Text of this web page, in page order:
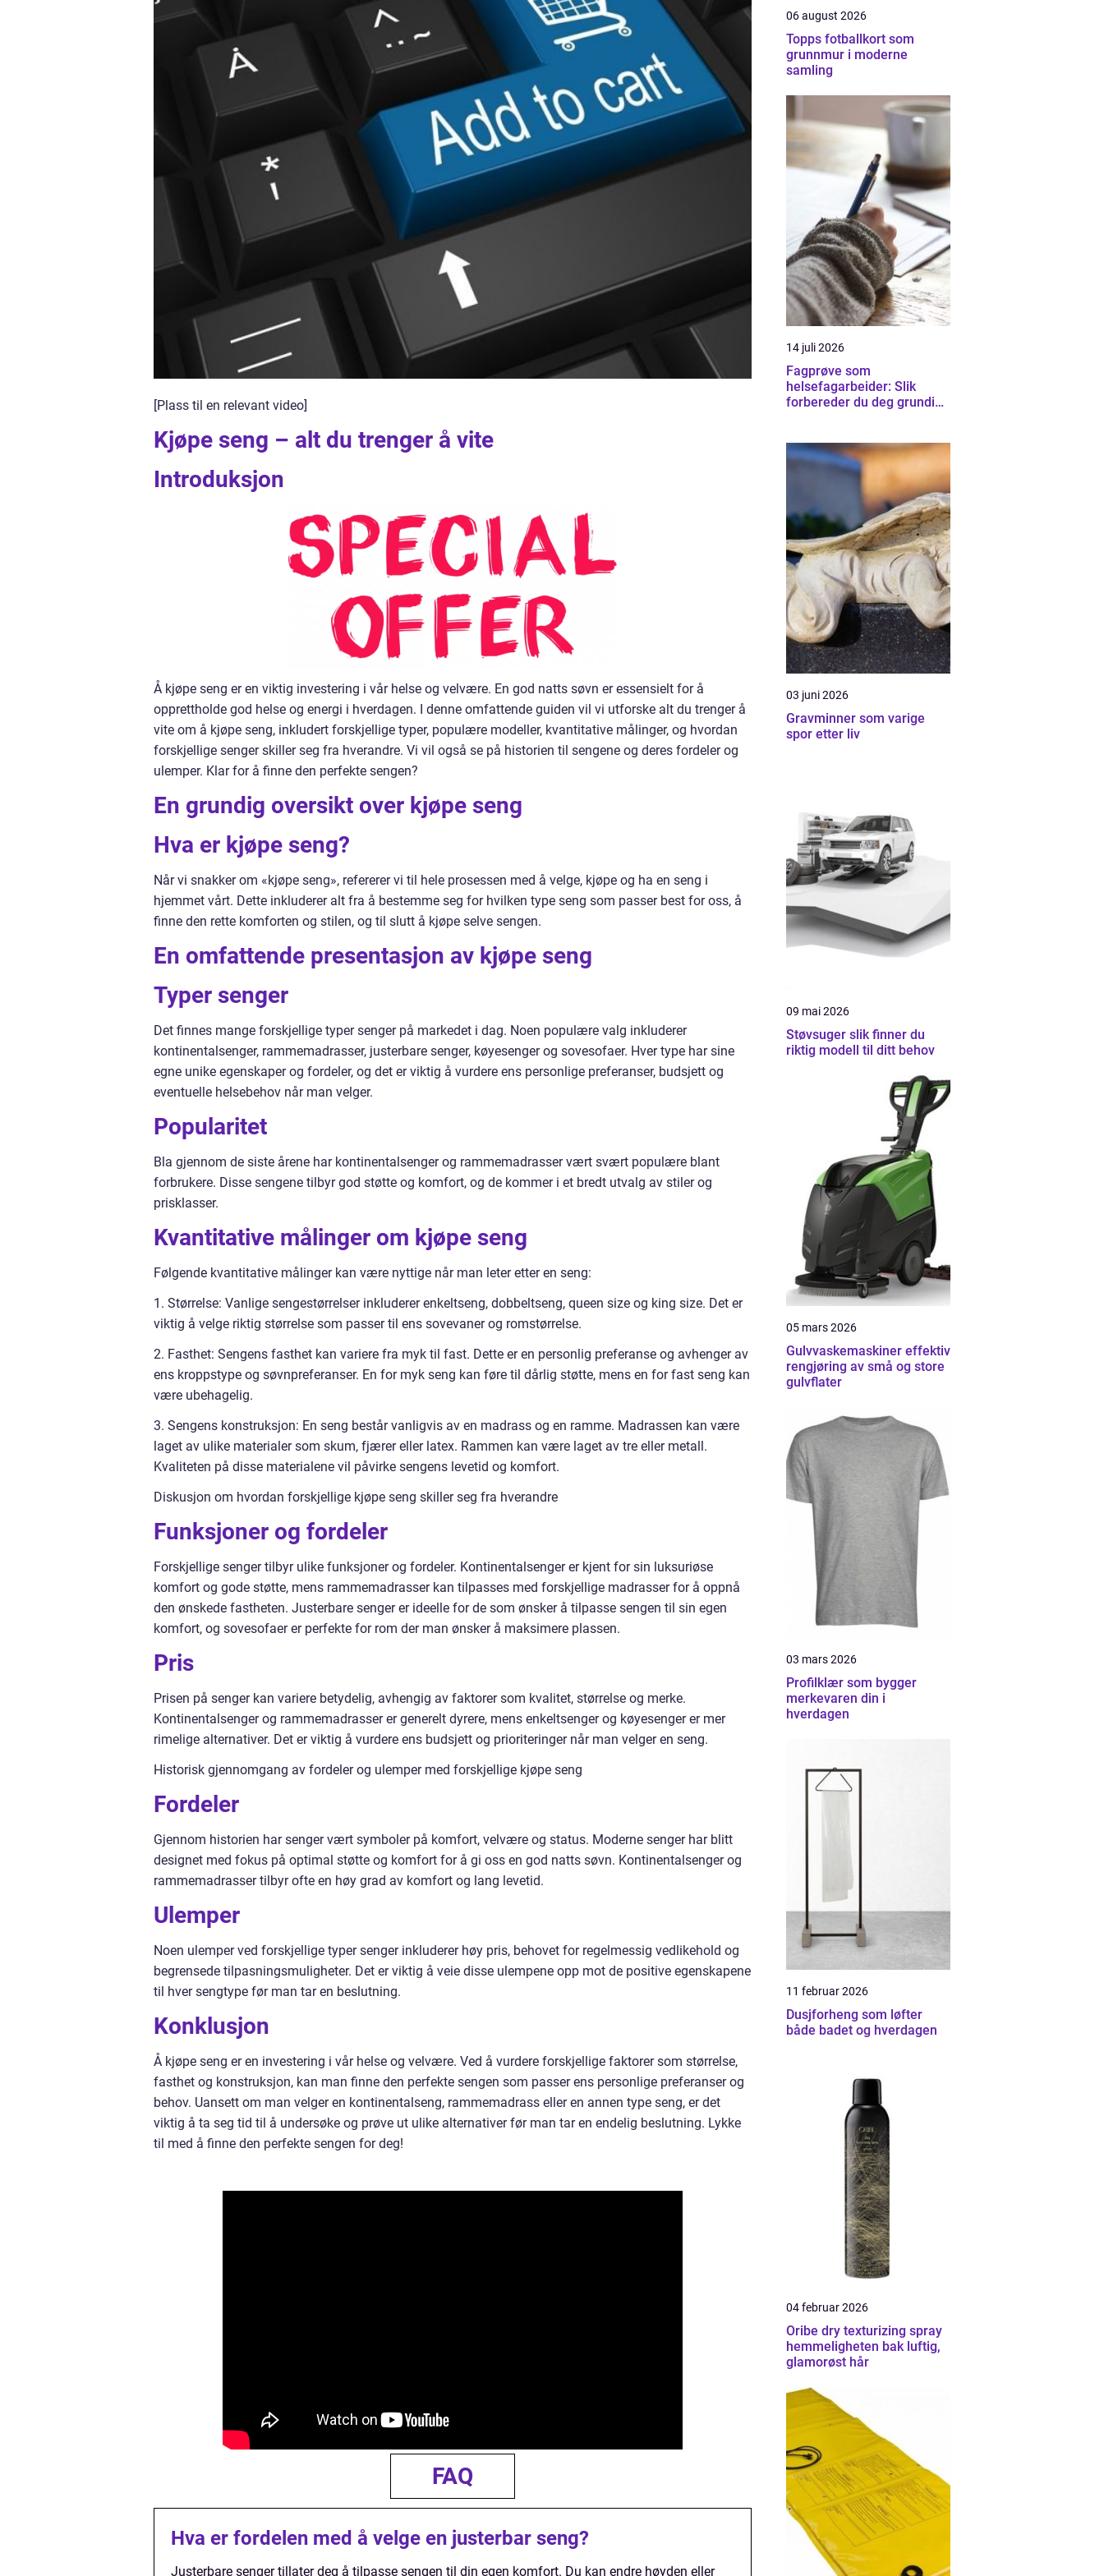
[Plass til en relevant video]
Kjøpe seng – alt du trenger å vite
Introduksjon
Å kjøpe seng er en viktig investering i vår helse og velvære. En god natts søvn er essensielt for å
opprettholde god helse og energi i hverdagen. I denne omfattende guiden vil vi utforske alt du trenger å
vite om å kjøpe seng, inkludert forskjellige typer, populære modeller, kvantitative målinger, og hvordan
forskjellige senger skiller seg fra hverandre. Vi vil også se på historien til sengene og deres fordeler og
ulemper. Klar for å finne den perfekte sengen?
En grundig oversikt over kjøpe seng
Hva er kjøpe seng?
Når vi snakker om «kjøpe seng», refererer vi til hele prosessen med å velge, kjøpe og ha en seng i
hjemmet vårt. Dette inkluderer alt fra å bestemme seg for hvilken type seng som passer best for oss, å
finne den rette komforten og stilen, og til slutt å kjøpe selve sengen.
En omfattende presentasjon av kjøpe seng
Typer senger
Det finnes mange forskjellige typer senger på markedet i dag. Noen populære valg inkluderer
kontinentalsenger, rammemadrasser, justerbare senger, køyesenger og sovesofaer. Hver type har sine
egne unike egenskaper og fordeler, og det er viktig å vurdere ens personlige preferanser, budsjett og
eventuelle helsebehov når man velger.
Popularitet
Bla gjennom de siste årene har kontinentalsenger og rammemadrasser vært svært populære blant
forbrukere. Disse sengene tilbyr god støtte og komfort, og de kommer i et bredt utvalg av stiler og
prisklasser.
Kvantitative målinger om kjøpe seng
Følgende kvantitative målinger kan være nyttige når man leter etter en seng:
1. Størrelse: Vanlige sengestørrelser inkluderer enkeltseng, dobbeltseng, queen size og king size. Det er
viktig å velge riktig størrelse som passer til ens sovevaner og romstørrelse.
2. Fasthet: Sengens fasthet kan variere fra myk til fast. Dette er en personlig preferanse og avhenger av
ens kroppstype og søvnpreferanser. En for myk seng kan føre til dårlig støtte, mens en for fast seng kan
være ubehagelig.
3. Sengens konstruksjon: En seng består vanligvis av en madrass og en ramme. Madrassen kan være
laget av ulike materialer som skum, fjærer eller latex. Rammen kan være laget av tre eller metall.
Kvaliteten på disse materialene vil påvirke sengens levetid og komfort.
Diskusjon om hvordan forskjellige kjøpe seng skiller seg fra hverandre
Funksjoner og fordeler
Forskjellige senger tilbyr ulike funksjoner og fordeler. Kontinentalsenger er kjent for sin luksuriøse
komfort og gode støtte, mens rammemadrasser kan tilpasses med forskjellige madrasser for å oppnå
den ønskede fastheten. Justerbare senger er ideelle for de som ønsker å tilpasse sengen til sin egen
komfort, og sovesofaer er perfekte for rom der man ønsker å maksimere plassen.
Pris
Prisen på senger kan variere betydelig, avhengig av faktorer som kvalitet, størrelse og merke.
Kontinentalsenger og rammemadrasser er generelt dyrere, mens enkeltsenger og køyesenger er mer
rimelige alternativer. Det er viktig å vurdere ens budsjett og prioriteringer når man velger en seng.
Historisk gjennomgang av fordeler og ulemper med forskjellige kjøpe seng
Fordeler
Gjennom historien har senger vært symboler på komfort, velvære og status. Moderne senger har blitt
designet med fokus på optimal støtte og komfort for å gi oss en god natts søvn. Kontinentalsenger og
rammemadrasser tilbyr ofte en høy grad av komfort og lang levetid.
Ulemper
Noen ulemper ved forskjellige typer senger inkluderer høy pris, behovet for regelmessig vedlikehold og
begrensede tilpasningsmuligheter. Det er viktig å veie disse ulempene opp mot de positive egenskapene
til hver sengtype før man tar en beslutning.
Konklusjon
Å kjøpe seng er en investering i vår helse og velvære. Ved å vurdere forskjellige faktorer som størrelse,
fasthet og konstruksjon, kan man finne den perfekte sengen som passer ens personlige preferanser og
behov. Uansett om man velger en kontinentalseng, rammemadrass eller en annen type seng, er det
viktig å ta seg tid til å undersøke og prøve ut ulike alternativer før man tar en endelig beslutning. Lykke
til med å finne den perfekte sengen for deg!
FAQ
Hva er fordelen med å velge en justerbar seng?
Justerbare senger tillater deg å tilpasse sengen til din egen komfort. Du kan endre høyden eller
06 august 2026
Topps fotballkort som
grunnmur i moderne
samling
14 juli 2026
Fagprøve som
helsefagarbeider: Slik
forbereder du deg grundig
03 juni 2026
Gravminner som varige
spor etter liv
09 mai 2026
Støvsuger slik finner du
riktig modell til ditt behov
05 mars 2026
Gulvvaskemaskiner effektiv
rengjøring av små og store
gulvflater
03 mars 2026
Profilklær som bygger
merkevaren din i
hverdagen
11 februar 2026
Dusjforheng som løfter
både badet og hverdagen
04 februar 2026
Oribe dry texturizing spray
hemmeligheten bak luftig,
glamorøst hår